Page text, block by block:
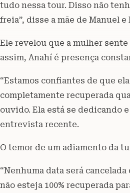
tudo nessa tour. Disso não
freia”, disse a mãe de Manuel e
Ele revelou que a mulher
assim, Anahí é presença
“Estamos confiantes de que
completamente recuperada
ouvido. Ela está se dedicando
entrevista recente.
O temor de um adiamento da
“Nenhuma data será
não esteja 100% recuperada